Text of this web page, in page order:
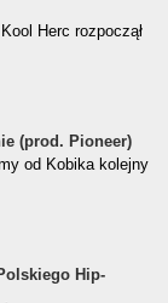
Herc rozpoczął
Pioneer)
(prod. Pioneer)
od Kobika kolejny
Hip-
Hip-